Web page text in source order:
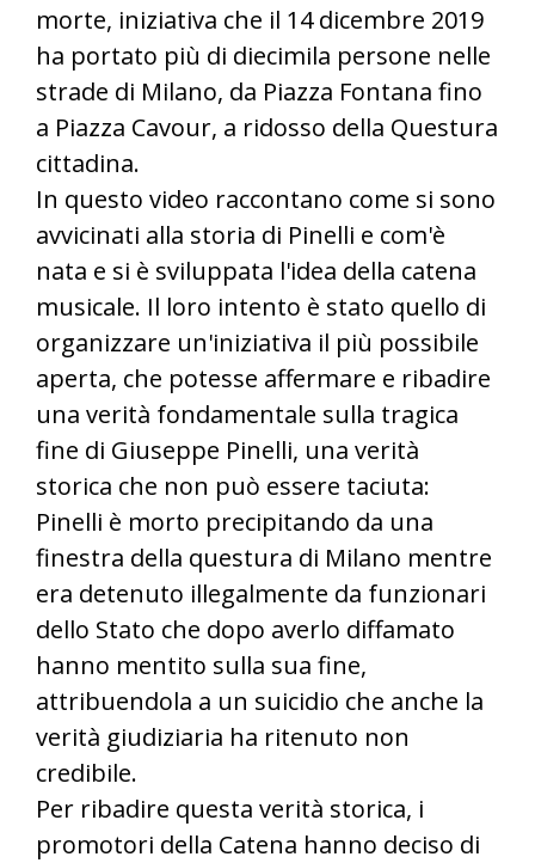
morte, iniziativa che il 14 dicembre 2019
ha portato più di diecimila persone nelle
strade di Milano, da Piazza Fontana fino
a Piazza Cavour, a ridosso della Questura
cittadina.
In questo video raccontano come si sono
avvicinati alla storia di Pinelli e com'è
nata e si è sviluppata l'idea della catena
musicale. Il loro intento è stato quello di
organizzare un'iniziativa il più possibile
aperta, che potesse affermare e ribadire
una verità fondamentale sulla tragica
fine di Giuseppe Pinelli, una verità
storica che non può essere taciuta:
Pinelli è morto precipitando da una
finestra della questura di Milano mentre
era detenuto illegalmente da funzionari
dello Stato che dopo averlo diffamato
hanno mentito sulla sua fine,
attribuendola a un suicidio che anche la
verità giudiziaria ha ritenuto non
credibile.
Per ribadire questa verità storica, i
promotori della Catena hanno deciso di